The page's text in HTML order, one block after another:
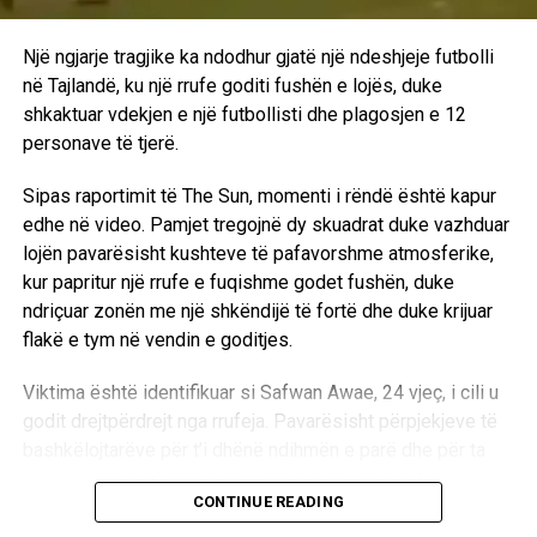
milionë dollarë (30 milionë funte) nëse mbështetnin
propozimin për investime private në turnetë e saj,
përfshirë Kupën e Botës për meshkuj dhe femra, përmes
një filiale të re, FFE.
FIFA tha se gjatë takimit u “pranuan” gabimet lidhur me
FFE-në, duke sqaruar se “nuk kishte qenë qëllimi” që
këshilli i FIFA-s dhe shoqatat anëtare “të ndjenin se u
përjashtuan nga procesi, dhe se ky proces duhej të ishte
menaxhuar ndryshe”. Organi qeverisës shtoi se “pranon
gjithashtu gabimet e bëra pas rrjedhjes së propozimit në
media”, pasi gazeta The Times e publikoi lajmin për planin
Në deklaratë u theksua gjithashtu se organizata “nuk do të
masat e nevojshme për të mbrojtur emrin dhe reputacionin
Një ngjarje tragjike ka ndodhur gjatë një ndeshjeje futbolli
në Tajlandë, ku një rrufe goditi fushën e lojës, duke
shkaktuar vdekjen e një futbollisti dhe plagosjen e 12
personave të tjerë.
Sipas raportimit të The Sun, momenti i rëndë është kapur
edhe në video. Pamjet tregojnë dy skuadrat duke vazhduar
lojën pavarësisht kushteve të pafavorshme atmosferike,
kur papritur një rrufe e fuqishme godet fushën, duke
ndriçuar zonën me një shkëndijë të fortë dhe duke krijuar
flakë e tym në vendin e goditjes.
Viktima është identifikuar si Safwan Awae, 24 vjeç, i cili u
godit drejtpërdrejt nga rrufeja. Pavarësisht përpjekjeve të
mbajtur në jetë deri në mbërritjen e ekipeve mjekësore, ai
nuk arriti t’u mbijetojë plagëve të marra.
CONTINUE READING